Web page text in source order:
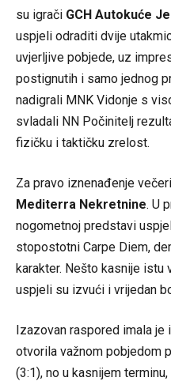
su igrači GCH Autokuće
uspjeli odraditi dvije
uvjerljive pobjede, uz
postignutih i samo jednog
nadigrali MNK Vidonje s
svladali NN Počinitelj
fizičku i taktičku zrelost.
Za pravo iznenađenje
Mediterra Nekretnine. U
nogometnoj predstavi
stopostotni Carpe Diem,
karakter. Nešto kasnije istu
uspjeli su izvući i vrijedan
Izazovan raspored imala je i
otvorila važnom pobjedom
(3:1), no u kasnijem